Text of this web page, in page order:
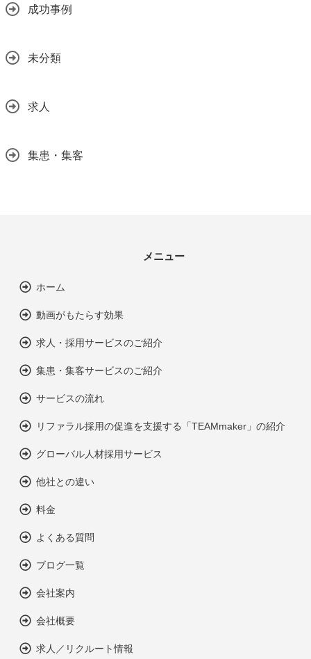
成功事例
未分類
求人
集患・集客
メニュー
ホーム
動画がもたらす効果
求人・採用サービスのご紹介
集患・集客サービスのご紹介
サービスの流れ
リファラル採用の促進を支援する「TEAMmaker」の紹介
グローバル人材採用サービス
他社との違い
料金
よくある質問
ブログ一覧
会社案内
会社概要
求人／リクルート情報